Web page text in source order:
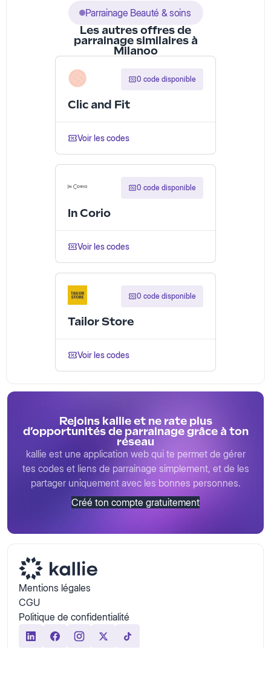
Parrainage Beauté & soins
Les autres offres de
parrainage similaires à
Milanoo
0 code disponible
Clic and Fit
Voir les codes
0 code disponible
In Corio
Voir les codes
0 code disponible
Tailor Store
Voir les codes
Rejoins kallie et ne rate plus
d’opportunités de parrainage grâce à ton
réseau
kallie est une application web qui te permet de gérer
tes codes et liens de parrainage simplement, et de les
partager uniquement avec les bonnes personnes.
Créé ton compte gratuitement
Mentions légales
CGU
Politique de confidentialité